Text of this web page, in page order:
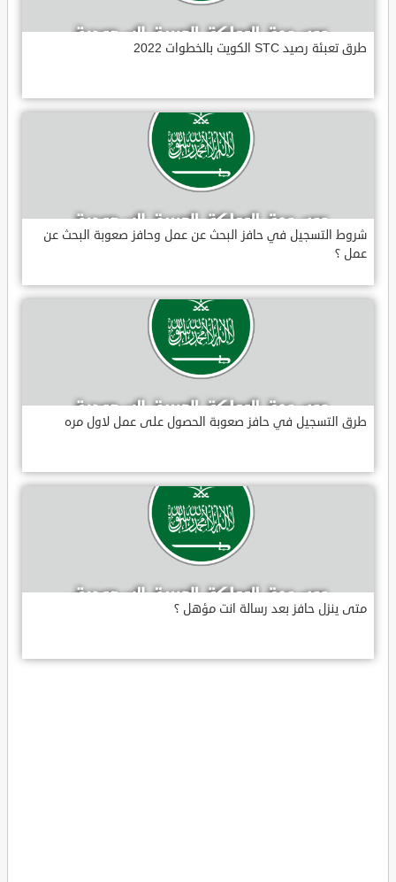
طرق تعبئة رصيد STC الكويت بالخطوات 2022
شروط التسجيل في حافز البحث عن عمل وحافز صعوبة البحث عن
عمل ؟
طرق التسجيل في حافز صعوبة الحصول على عمل لاول مره
متى ينزل حافز بعد رسالة انت مؤهل ؟